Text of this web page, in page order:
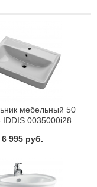
мебельный 50
0035000i28
6 995 руб.